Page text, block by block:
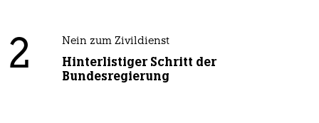
2 Nein zum Zivildienst
Hinterlistiger Schritt der
Bundesregierung